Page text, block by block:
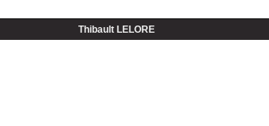
Thibault LELORE